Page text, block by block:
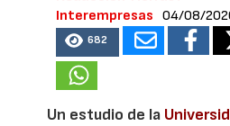
Interempresas
04/08/
682
Un estudio de la